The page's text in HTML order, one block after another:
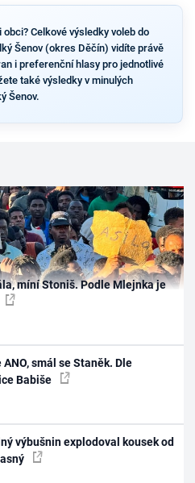
Celkové výsledky voleb do
Šenov (okres Děčín) vidíte právě
i preferenční hlasy pro jednotlivé
také výsledky v minulých
Šenov.
míní Stoniš. Podle Mlejnka je
smál se Staněk. Dle
Babiše
výbušnin explodoval kousek od